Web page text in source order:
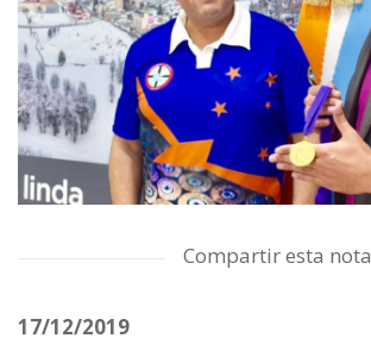
Compartir esta nota
17/12/2019